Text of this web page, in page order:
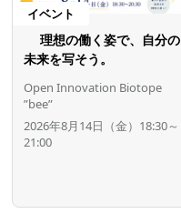
イベント
理想の働く姿で、自分の
未来を写そう。
Open Innovation Biotope
”bee”
2026年8月14日（金）18:30～
21:00